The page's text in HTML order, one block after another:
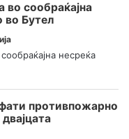
во сообраќајна
во Бутел
несреќа
противпожарно